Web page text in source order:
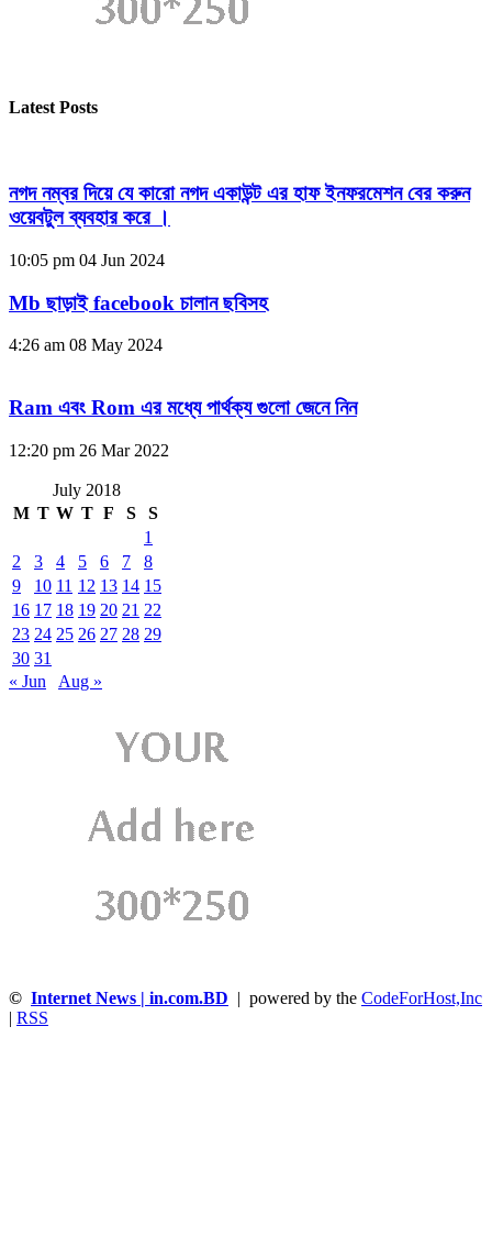
Latest Posts
নগদ নম্বর দিয়ে যে কারো নগদ একাউন্ট এর হাফ ইনফরমেশন বের করুন
ওয়েবটুল ব্যবহার করে ।
10:05 pm 04 Jun 2024
Mb ছাড়াই facebook চালান ছবিসহ
4:26 am 08 May 2024
Ram এবং Rom এর মধ্যে পার্থক্য গুলো জেনে নিন
12:20 pm 26 Mar 2022
July 2018
M T W T F S
S
1
2
3 4 5 6 7
8
9
10 11 12 13 14 15
16 17 18 19 20 21 22
23 24 25 26 27 28 29
30 31
« Jun
Aug »
© Internet News | in.com.BD | powered by the CodeForHost,Inc
| RSS